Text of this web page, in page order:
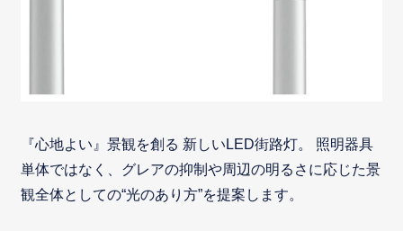
『心地よい』景観を創る 新しいLED街路灯。 照明器具
単体ではなく、グレアの抑制や周辺の明るさに応じた景
観全体としての“光のあり方”を提案します。